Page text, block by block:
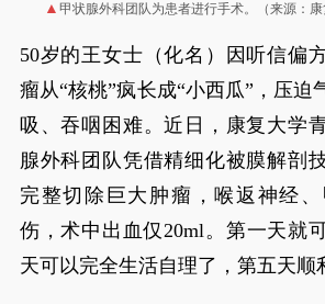
甲状腺外科团队为患者进行手术。（来源：康
50岁的王女士（化名）因听信偏
瘤从“核桃”疯长成“小西瓜”，压迫
吸、吞咽困难。近日，康复大学
腺外科团队凭借精细化被膜解剖
完整切除巨大肿瘤，喉返神经
伤，术中出血仅20ml。第一天就
天可以完全生活自理了，第五天顺